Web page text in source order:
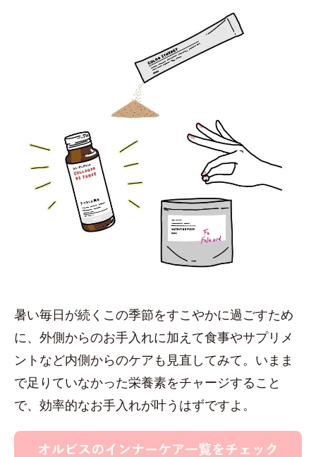
暑い毎日が続くこの季節をすこやかに過ごすため
に、外側からのお手入れに加えて食事やサプリメ
ントなど内側からのケアも見直してみて。いまま
で足りていなかった栄養素をチャージすること
で、効率的なお手入れが叶うはずですよ。